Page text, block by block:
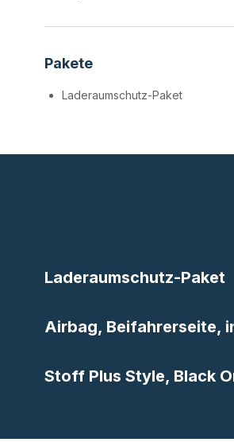
Pakete
Laderaumschutz-Paket
Laderaumschutz-Paket
Airbag, Beifahrerseite,
Stoff Plus Style, Black